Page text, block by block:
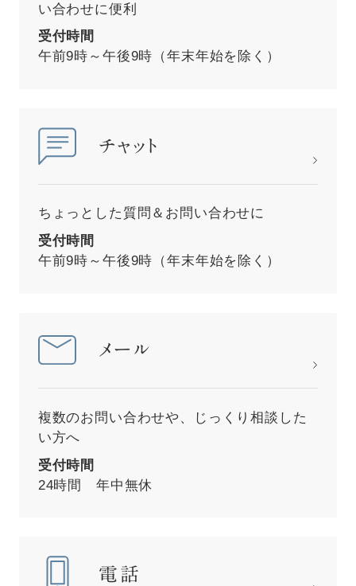
い合わせに便利
受付時間
午前9時～午後9時（年末年始を除く）
チャット
ちょっとした質問＆お問い合わせに
受付時間
午前9時～午後9時（年末年始を除く）
メール
複数のお問い合わせや、じっくり相談した
い方へ
受付時間
24時間 年中無休
電話